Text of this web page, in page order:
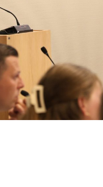
nieuw tabblad
nieuw tabblad